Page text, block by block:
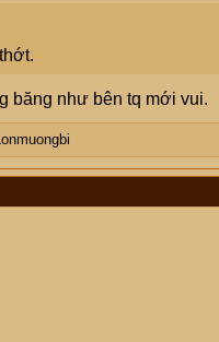
băng như bên tq mới vui.